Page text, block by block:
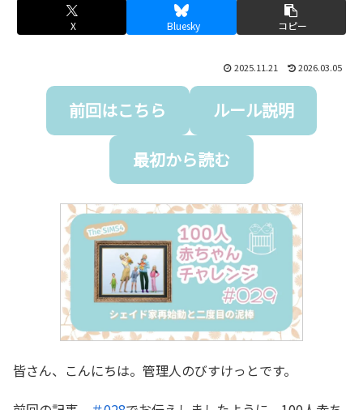
X Bluesky コピー
2025.11.21 2026.03.05
前回はこちら ルール説明
最初から読む
皆さん、こんにちは。管理人のびすけっとです。